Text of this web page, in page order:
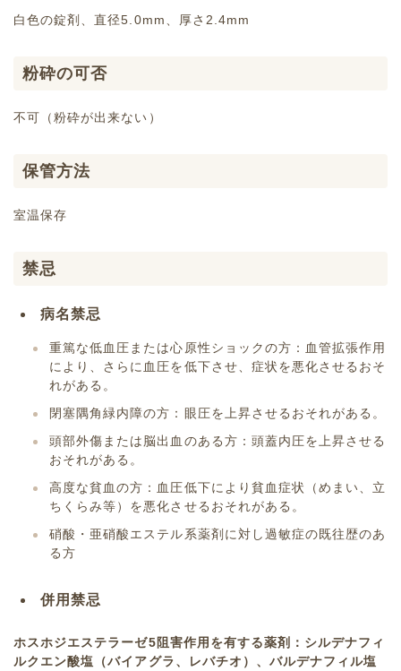
白色の錠剤、直径5.0mm、厚さ2.4mm
粉砕の可否
不可（粉砕が出来ない）
保管方法
室温保存
禁忌
病名禁忌
重篤な低血圧または心原性ショックの方：血管拡張作用
により、さらに血圧を低下させ、症状を悪化させるおそ
れがある。
閉塞隅角緑内障の方：眼圧を上昇させるおそれがある。
頭部外傷または脳出血のある方：頭蓋内圧を上昇させる
おそれがある。
高度な貧血の方：血圧低下により貧血症状（めまい、立
ちくらみ等）を悪化させるおそれがある。
硝酸・亜硝酸エステル系薬剤に対し過敏症の既往歴のあ
る方
併用禁忌
ホスホジエステラーゼ5阻害作用を有する薬剤：シルデナフィ
ルクエン酸塩（バイアグラ、レバチオ）、バルデナフィル塩